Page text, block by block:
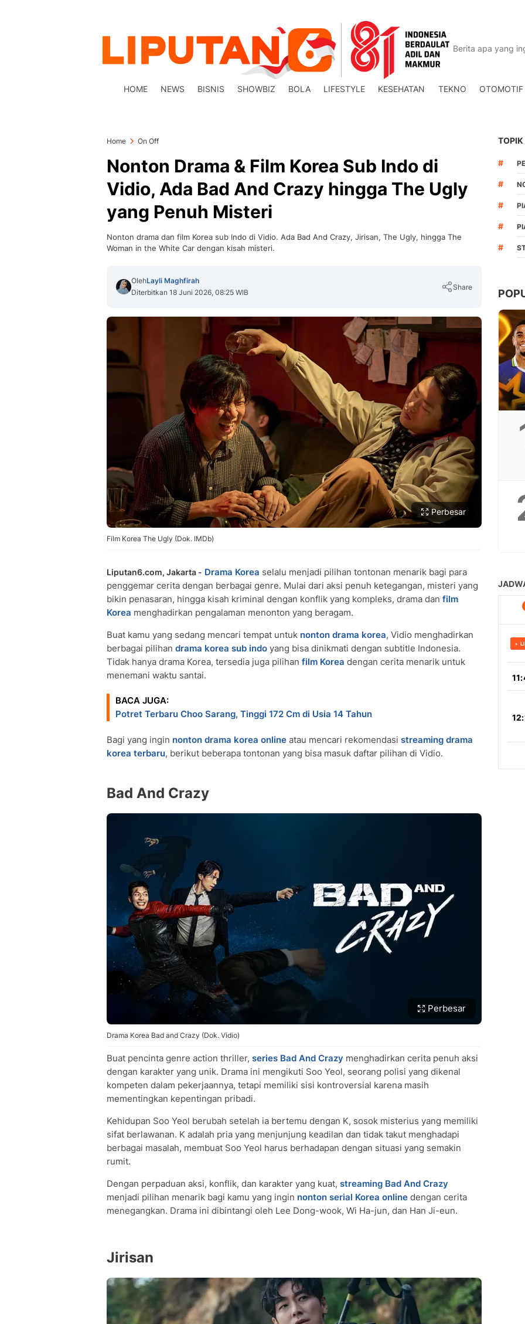
HOME NEWS BISNIS SHOWBIZ BOLA LIFESTYLE KESEHATAN TEKNO OTOMOTIF
Home On Off
Nonton Drama & Film Korea Sub Indo di
Vidio, Ada Bad And Crazy hingga The Ugly
yang Penuh Misteri
Nonton drama dan film Korea sub Indo di Vidio. Ada Bad And Crazy, Jirisan, The Ugly, hingga The
Woman in the White Car dengan kisah misteri.
OlehLayli Maghfirah
Diterbitkan 18 Juni 2026, 08:25 WIB
Share
Perbesar
Film Korea The Ugly (Dok. IMDb)
Liputan6.com, Jakarta - Drama Korea selalu menjadi pilihan tontonan menarik bagi para
penggemar cerita dengan berbagai genre. Mulai dari aksi penuh ketegangan, misteri yang
bikin penasaran, hingga kisah kriminal dengan konflik yang kompleks, drama dan film
Korea menghadirkan pengalaman menonton yang beragam.
Buat kamu yang sedang mencari tempat untuk nonton drama korea, Vidio menghadirkan
berbagai pilihan drama korea sub indo yang bisa dinikmati dengan subtitle Indonesia.
Tidak hanya drama Korea, tersedia juga pilihan film Korea dengan cerita menarik untuk
menemani waktu santai.
BACA JUGA:
Potret Terbaru Choo Sarang, Tinggi 172 Cm di Usia 14 Tahun
Bagi yang ingin nonton drama korea online atau mencari rekomendasi streaming drama
korea terbaru, berikut beberapa tontonan yang bisa masuk daftar pilihan di Vidio.
Bad And Crazy
Perbesar
Drama Korea Bad and Crazy (Dok. Vidio)
Buat pencinta genre action thriller, series Bad And Crazy menghadirkan cerita penuh aksi
dengan karakter yang unik. Drama ini mengikuti Soo Yeol, seorang polisi yang dikenal
kompeten dalam pekerjaannya, tetapi memiliki sisi kontroversial karena masih
mementingkan kepentingan pribadi.
Kehidupan Soo Yeol berubah setelah ia bertemu dengan K, sosok misterius yang memiliki
sifat berlawanan. K adalah pria yang menjunjung keadilan dan tidak takut menghadapi
berbagai masalah, membuat Soo Yeol harus berhadapan dengan situasi yang semakin
rumit.
Dengan perpaduan aksi, konflik, dan karakter yang kuat, streaming Bad And Crazy
menjadi pilihan menarik bagi kamu yang ingin nonton serial Korea online dengan cerita
menegangkan. Drama ini dibintangi oleh Lee Dong-wook, Wi Ha-jun, dan Han Ji-eun.
Jirisan
TOPIK
#
#
#
#
#